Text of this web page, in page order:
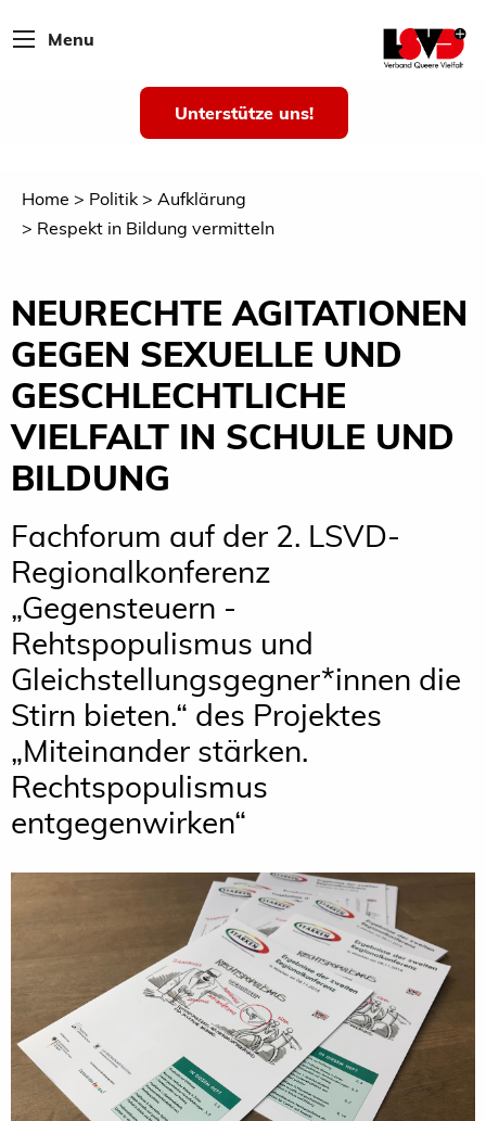
Menu
Unterstütze uns!
Home Politik
Aufklärung
Respekt in Bildung vermitteln
NEURECHTE AGITATIONEN
GEGEN SEXUELLE UND
GESCHLECHTLICHE
VIELFALT IN SCHULE UND
BILDUNG
Fachforum auf der 2. LSVD-
Regionalkonferenz
„Gegensteuern -
Rehtspopulismus und
Gleichstellungsgegner*innen die
Stirn bieten.“ des Projektes
„Miteinander stärken.
Rechtspopulismus
entgegenwirken“